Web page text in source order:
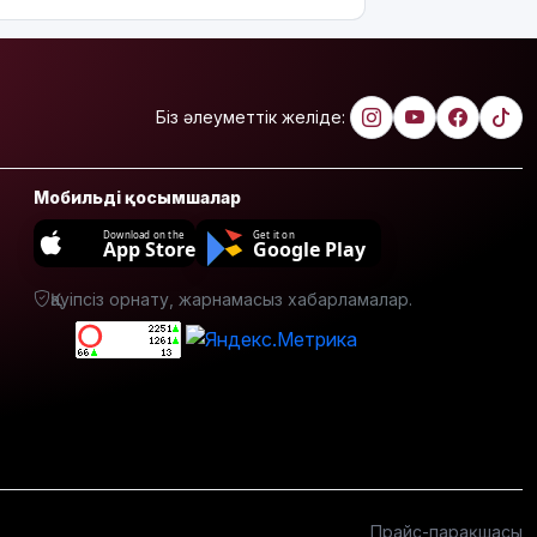
көшеде
төгіп
болжамдағыдай
болмады
Атырауда
балабақша
тәрбиешісінің
бүлдіршінге
қолданғаны
Біз әлеуметтік желіде:
Мобильді қосымшалар
Download on the
App Store
Get it on
Google Play
Қауіпсіз орнату, жарнамасыз хабарламалар.
Прайс-парақшасы